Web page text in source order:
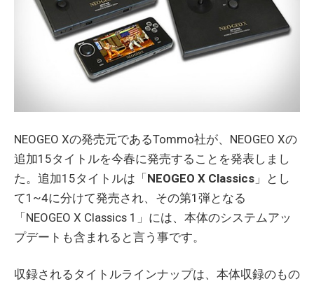
NEOGEO Xの発売元であるTommo社が、NEOGEO Xの
追加15タイトルを今春に発売することを発表しまし
た。追加15タイトルは「 NEOGEO X Classics 」とし
て1~4に分けて発売され、その第1弾となる
「NEOGEO X Classics 1」には、本体のシステムアッ
プデートも含まれると言う事です。
収録されるタイトルラインナップは、本体収録のもの